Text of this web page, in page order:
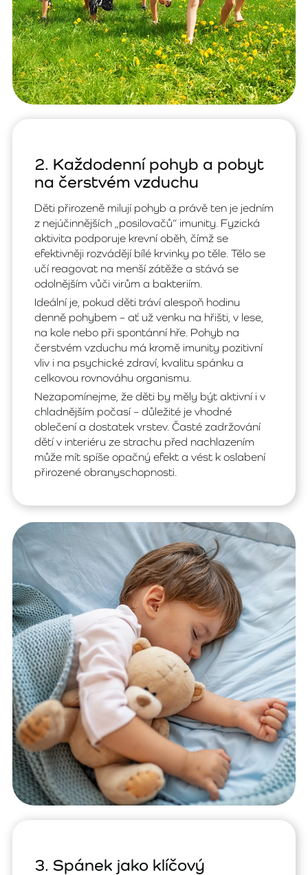
2. Každodenní pohyb a pobyt
na čerstvém vzduchu
Děti přirozeně milují pohyb a právě ten je jedním
z nejúčinnějších „posilovačů“ imunity. Fyzická
aktivita podporuje krevní oběh, čímž se
efektivněji rozvádějí bílé krvinky po těle. Tělo se
učí reagovat na menší zátěže a stává se
odolnějším vůči virům a bakteriím.
Ideální je, pokud děti tráví alespoň hodinu
denně pohybem – ať už venku na hřišti, v lese,
na kole nebo při spontánní hře. Pohyb na
čerstvém vzduchu má kromě imunity pozitivní
vliv i na psychické zdraví, kvalitu spánku a
celkovou rovnováhu organismu.
Nezapomínejme, že děti by měly být aktivní i v
chladnějším počasí – důležité je vhodné
oblečení a dostatek vrstev. Časté zadržování
dětí v interiéru ze strachu před nachlazením
může mít spíše opačný efekt a vést k oslabení
přirozené obranyschopnosti.
3. Spánek jako klíčový